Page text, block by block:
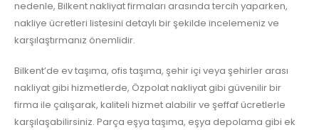
nedenle, Bilkent nakliyat firmaları arasında tercih yaparken,
nakliye ücretleri listesini detaylı bir şekilde incelemeniz ve
karşılaştırmanız önemlidir.
Bilkent’de ev taşıma, ofis taşıma, şehir içi veya şehirler arası
nakliyat gibi hizmetlerde, Özpolat nakliyat gibi güvenilir bir
firma ile çalışarak, kaliteli hizmet alabilir ve şeffaf ücretlerle
karşılaşabilirsiniz. Parça eşya taşıma, eşya depolama gibi ek